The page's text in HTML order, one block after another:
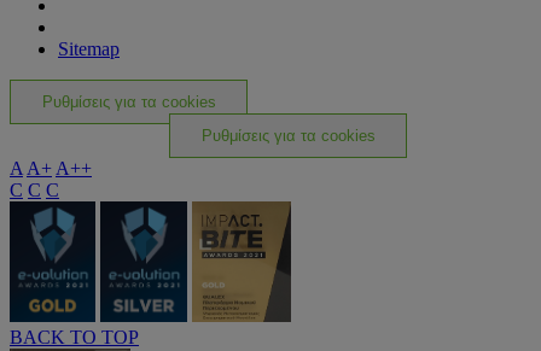
Sitemap
Ρυθμίσεις για τα cookies
Ρυθμίσεις για τα cookies
A A+ A++
C C C
BACK TO TOP